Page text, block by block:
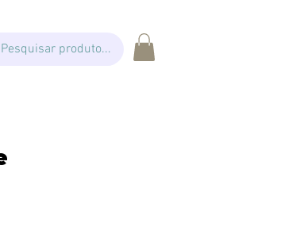
Pesquisar produto...